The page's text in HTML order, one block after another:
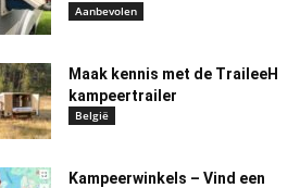
Aanbevolen
Maak kennis met de TraileeH
kampeertrailer
België
Kampeerwinkels – Vind een